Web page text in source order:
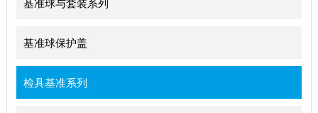
基准球保护盖
检具基准系列